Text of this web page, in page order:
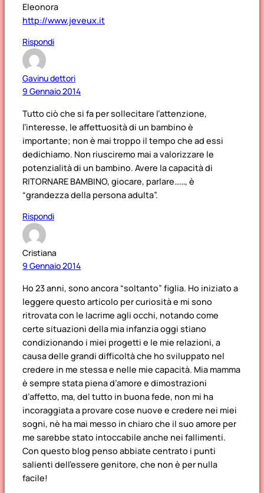
Eleonora
http://www.jeveux.it
Rispondi
Gavinu dettori
9 Gennaio 2014
Tutto ciò che si fa per sollecitare l’attenzione,
l’interesse, le affettuosità di un bambino è
importante; non è mai troppo il tempo che ad essi
dedichiamo. Non riusciremo mai a valorizzare le
potenzialità di un bambino. Avere la capacità di
RITORNARE BAMBINO, giocare, parlare……, è
“grandezza della persona adulta”.
Rispondi
Cristiana
9 Gennaio 2014
Ho 23 anni, sono ancora “soltanto” figlia. Ho iniziato a
leggere questo articolo per curiosità e mi sono
ritrovata con le lacrime agli occhi, notando come
certe situazioni della mia infanzia oggi stiano
condizionando i miei progetti e le mie relazioni, a
causa delle grandi difficoltà che ho sviluppato nel
credere in me stessa e nelle mie capacità. Mia mamma
è sempre stata piena d’amore e dimostrazioni
d’affetto, ma, del tutto in buona fede, non mi ha
incoraggiata a provare cose nuove e credere nei miei
sogni, nè ha mai messo in chiaro che il suo amore per
me sarebbe stato intoccabile anche nei fallimenti.
Con questo blog penso abbiate centrato i punti
salienti dell’essere genitore, che non è per nulla
facile!